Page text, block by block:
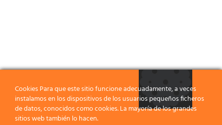
Cookies Para que este sitio funcione adecuadamente, a veces
instalamos en los dispositivos de los usuarios pequeños ficheros
de datos, conocidos como cookies. La mayoría de los grandes
sitios web también lo hacen.